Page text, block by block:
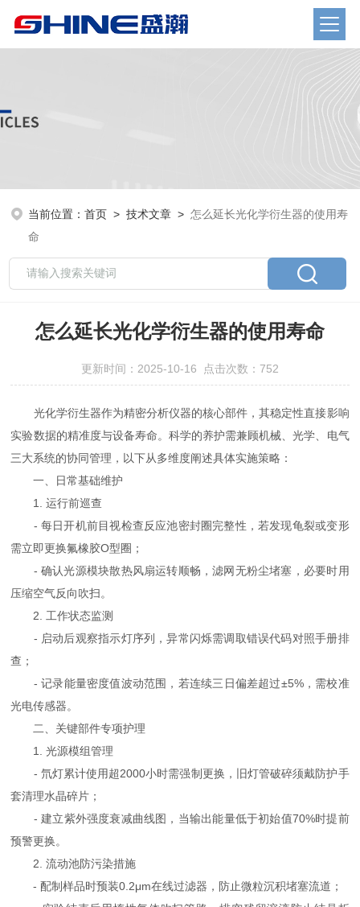
当前位置：首页 >技术文章 >怎么延长光化学衍生器的使用寿
命
怎么延长光化学衍生器的使用寿命
更新时间：2025-10-16 点击次数：752
光化学衍生器作为精密分析仪器的核心部件，其稳定性直接影响
实验数据的精准度与设备寿命。科学的养护需兼顾机械、光学、电气
三大系统的协同管理，以下从多维度阐述具体实施策略：
一、日常基础维护
1. 运行前巡查
- 每日开机前目视检查反应池密封圈完整性，若发现龟裂或变形
需立即更换氟橡胶O型圈；
- 确认光源模块散热风扇运转顺畅，滤网无粉尘堵塞，必要时用
压缩空气反向吹扫。
2. 工作状态监测
- 启动后观察指示灯序列，异常闪烁需调取错误代码对照手册排
查；
- 记录能量密度值波动范围，若连续三日偏差超过±5%，需校准
光电传感器。
二、关键部件专项护理
1. 光源模组管理
- 氘灯累计使用超2000小时需强制更换，旧灯管破碎须戴防护手
套清理水晶碎片；
- 建立紫外强度衰减曲线图，当输出能量低于初始值70%时提前
预警更换。
2. 流动池防污染措施
- 配制样品时预装0.2μm在线过滤器，防止微粒沉积堵塞流道；